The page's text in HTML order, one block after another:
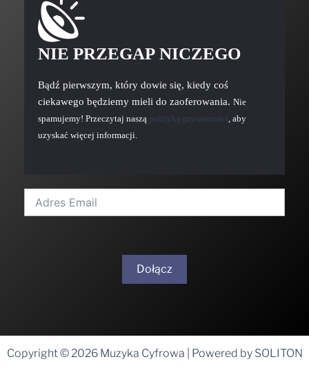
NIE PRZEGAP NICZEGO
Bądź pierwszym, który dowie się, kiedy coś
ciekawego będziemy mieli do zaoferowania. Nie
spamujemy! Przeczytaj naszą politykę prywatności, aby
uzyskać więcej informacji.
Dołącz
Copyright © 2026 Muzyka Cyfrowa | Powered by SOLITON